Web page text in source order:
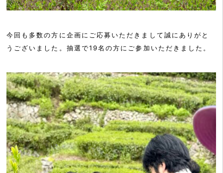
今回も多数の方に企画にご応募いただきまして誠にありがと
うございました。抽選で19名の方にご参加いただきました。